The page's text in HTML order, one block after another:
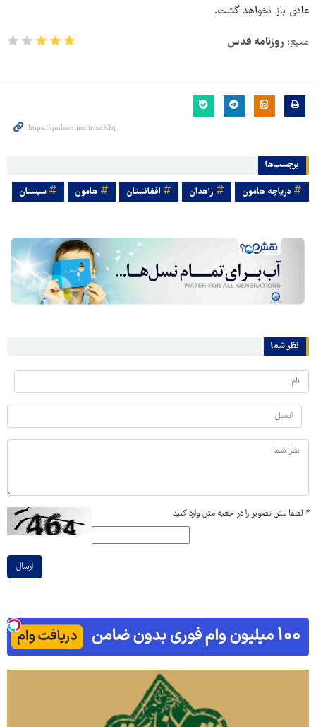
عادی باز نخواهد گشت.
منبع: روزنامه قدس
برچسب‌ها
دریاچه هامون زاهدان افغانستان هامون سیستان
نظر شما
* لطفا متن تصویر را در جعبه متن وارد کنید
ارسال